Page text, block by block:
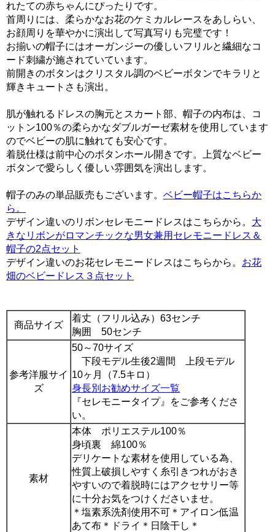
れたての赤ちゃんにぴったりです。
首周りには、柔らかなお花のケミカルレースをあしらい、
お顔周りを華やかに演出して写真写りも完璧です！
お揃いの帽子にはオーガンジーの優しいフリルと繊細なコ
ード刺繍が施されていています。
前開きのボタンはクリスタル調のベビーボタンでキラリと
輝きキュートさも演出。
肌が触れるドレスの胸元とスカート部、帽子の内布は、コ
ットン100％の柔らかなダブルガーゼ素材を使用しています
のでベビーの肌に触れても安心です。
着脱仕様は前中心のボタンホール開きです。上質なベビー
ボタンで愛らしく優しい雰囲気を演出します。
帽子のみの単品販売もございます。 ベビー帽子はこちらか
ら。
デザイン違いのリボンセレモニードレスはこちらから。 大
きなリボンがロマンチックな男女兼用セレモニードレス＆
帽子の2点セット
デザイン違いのお花セレモニードレスはこちらから。 お花
畑のベビードレス３点セット
商品サイズ
着丈（フリル込み）63センチ
胸囲 50センチ
参考洋服サイ
ズ
50～70サイズ
下段モデル生後2週間 上段モデル
10ヶ月（7.5キロ）
身長別お勧めサイズ一覧
『セレモニータイプ』をご参考くださ
い。
素材
本体 ポリエステル100％
身頃裏 綿100％
デリケートな素材を使用している為、
性質上破損しやすく糸引きつれがおき
やすいので着脱時にはアクセサリー等
に十分お気をつけくださいませ。
＊塩素系洗剤使用不可＊アイロン低温
あて布＊ドライ＊日陰干し＊